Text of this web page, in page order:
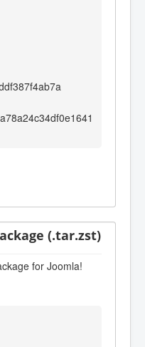
(.tar.zst)
for Joomla!